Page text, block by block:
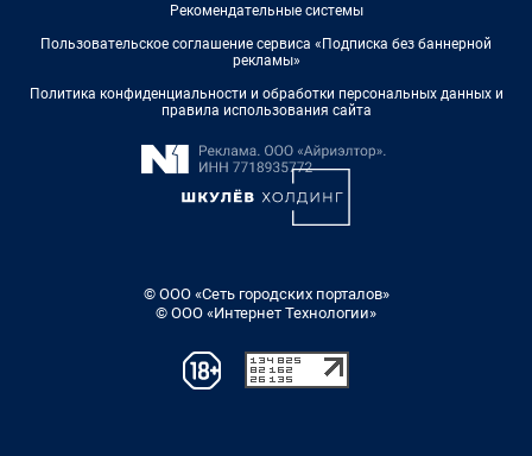
Рекомендательные системы
Пользовательское соглашение сервиса «Подписка без баннерной
рекламы»
Политика конфиденциальности и обработки персональных данных и
правила использования сайта
© ООО «Сеть городских порталов»
© ООО «Интернет Технологии»